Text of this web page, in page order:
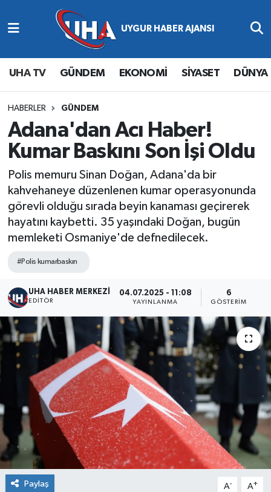
UHA TV GÜNDEM EKONOMİ SİYASET DÜNYA
HABERLER GÜNDEM
Adana'dan Acı Haber!
Kumar Baskını Son İşi Oldu
Polis memuru Sinan Doğan, Adana'da bir
kahvehaneye düzenlenen kumar operasyonunda
görevli olduğu sırada beyin kanaması geçirerek
hayatını kaybetti. 35 yaşındaki Doğan, bugün
memleketi Osmaniye'de defnedilecek.
#Polis kumarbaskın
UHA HABER MERKEZİ
EDITÖR
04.07.2025 - 11:08
YAYINLANMA
6
GÖSTERIM
Paylaş A- A+
Abone Ol
Gündem
Ekonomi
Magazin
Spor
Yaşam
Nöbetçi Eczaneler
Hava Durumu
Namaz Vakitleri
Trafik Durumu
Süper Lig Puan Durumu ve Fikstür
Tüm Manşetler
Son Dakika Haberleri
Haber Arşivi